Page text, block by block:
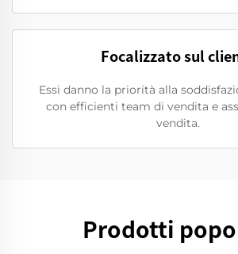
Focalizzato sul
Essi danno la priorità alla
con efficienti team di vendita e
vendita.
Prodotti